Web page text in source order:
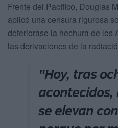
Frente del Pacífico, Douglas
aplicó una censura rigurosa
deteriorase la hechura de los
las derivaciones de la
"Hoy, tras
acontecidos,
se elevan